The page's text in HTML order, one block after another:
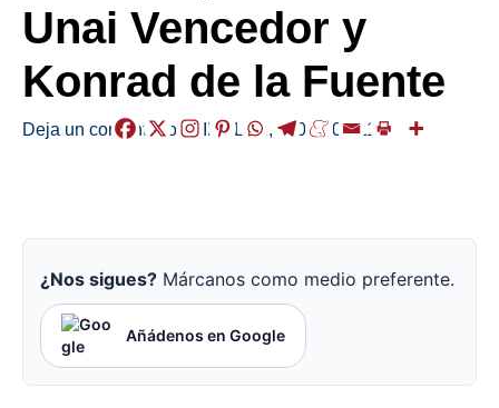
Unai Vencedor y
Konrad de la Fuente
Deja un comentario /KIROLAK , /2023-08-11
¿Nos sigues? Márcanos como medio preferente.
Añádenos en Google